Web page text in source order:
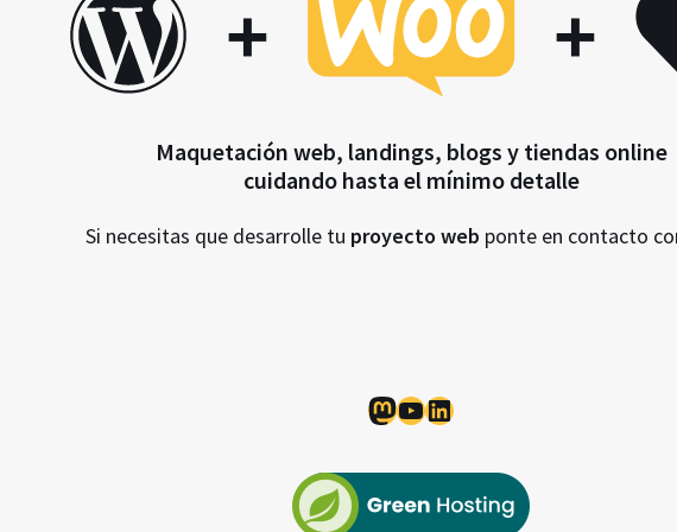
+ +
Maquetación web, landings, blogs y tiendas online
cuidando hasta el mínimo detalle
Si necesitas que desarrolle tu proyecto web ponte en contacto
Mastodon
YouTube
LinkedIn